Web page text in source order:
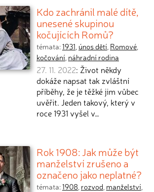
Kdo zachránil malé dítě,
unesené skupinou
kočujících Romů?
témata:1931, únos dětí, Romové,
kočování, náhradní rodina
27. 11. 2022: Život někdy
dokáže napsat tak zvláštní
příběhy, že je těžké jim vůbec
uvěřit. Jeden takový, který v
roce 1931 vyšel v…
Rok 1908: Jak může být
manželství zrušeno a
označeno jako neplatné?
témata:1908, rozvod, manželství,